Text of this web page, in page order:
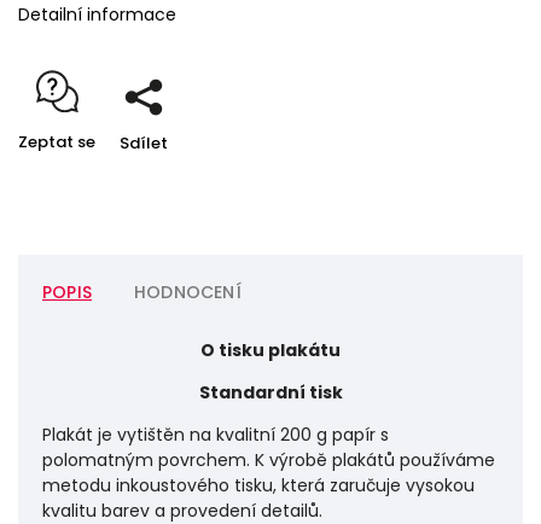
Detailní informace
Zeptat se Sdílet
POPIS HODNOCENÍ
O tisku plakátu
Standardní tisk
Plakát je vytištěn na kvalitní 200 g papír s
polomatným povrchem. K výrobě plakátů používáme
metodu inkoustového tisku, která zaručuje vysokou
kvalitu barev a provedení detailů.